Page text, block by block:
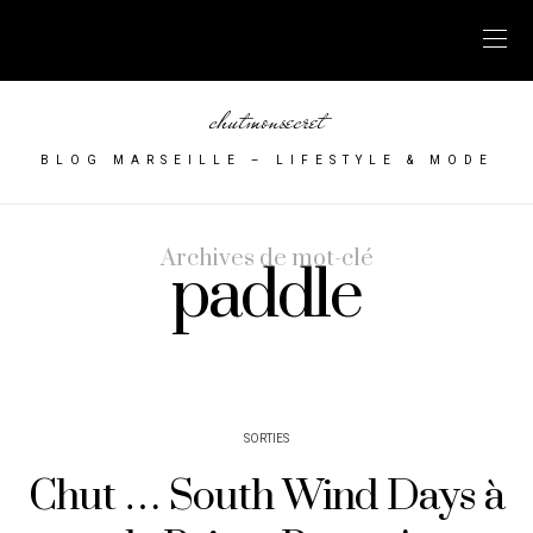
chutmonsecret
BLOG MARSEILLE – LIFESTYLE & MODE
Archives de mot-clé
paddle
SORTIES
Chut … South Wind Days à